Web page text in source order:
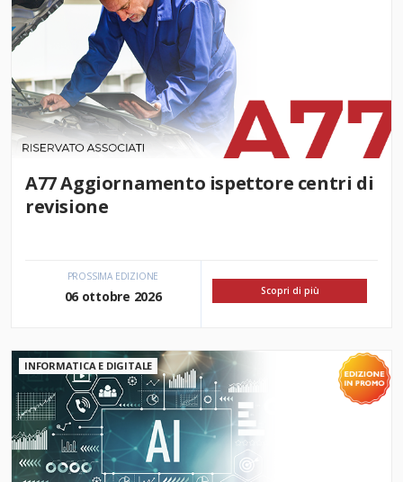
A77 Aggiornamento ispettore centri di
revisione
PROSSIMA EDIZIONE
06 ottobre 2026 Scopri di più
INFORMATICA E DIGITALE